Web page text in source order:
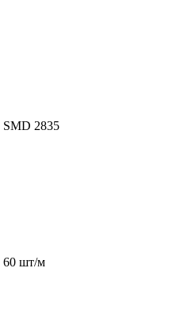
SMD 2835
60 шт/м